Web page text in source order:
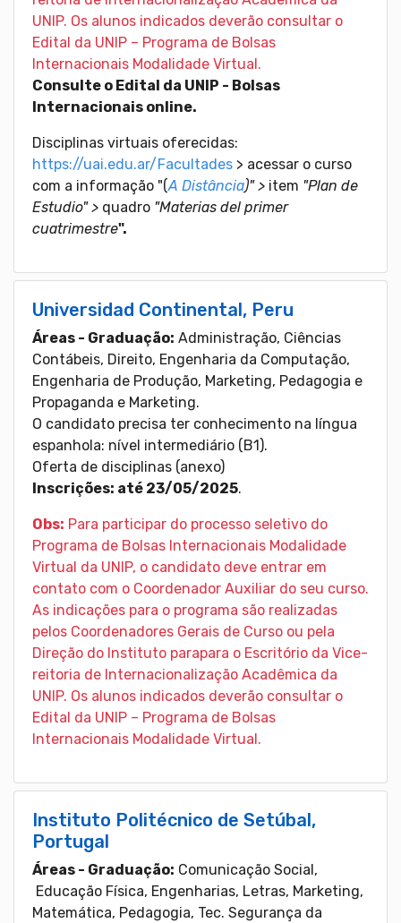
UNIP. Os alunos indicados deverão consultar o
Edital da UNIP – Programa de Bolsas
Internacionais Modalidade Virtual.
Consulte o Edital da UNIP - Bolsas
Internacionais online.
Disciplinas virtuais oferecidas:
https://uai.edu.ar/Facultades > acessar o curso
com a informação "(A Distância)" > item "Plan de
Estudio" > quadro "Materias del primer
cuatrimestre".
Universidad Continental, Peru
Áreas - Graduação: Administração, Ciências
Contábeis, Direito, Engenharia da Computação,
Engenharia de Produção, Marketing, Pedagogia e
Propaganda e Marketing.
O candidato precisa ter conhecimento na língua
espanhola: nível intermediário (B1).
Oferta de disciplinas (anexo)
Inscrições: até 23/05/2025.
Obs: Para participar do processo seletivo do
Programa de Bolsas Internacionais Modalidade
Virtual da UNIP, o candidato deve entrar em
contato com o Coordenador Auxiliar do seu curso.
As indicações para o programa são realizadas
pelos Coordenadores Gerais de Curso ou pela
Direção do Instituto parapara o Escritório da Vice-
reitoria de Internacionalização Acadêmica da
UNIP. Os alunos indicados deverão consultar o
Edital da UNIP – Programa de Bolsas
Internacionais Modalidade Virtual.
Instituto Politécnico de Setúbal,
Portugal
Áreas - Graduação: Comunicação Social,
Educação Física, Engenharias, Letras, Marketing,
Matemática, Pedagogia, Tec. Segurança da